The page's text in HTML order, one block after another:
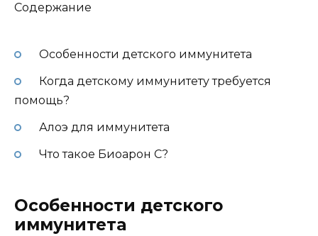
Содержание
Особенности детского иммунитета
Когда детскому иммунитету требуется
помощь?
Алоэ для иммунитета
Что такое Биоарон С?
Особенности детского
иммунитета